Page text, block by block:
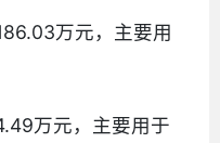
万元，主要用
万元，主要用于